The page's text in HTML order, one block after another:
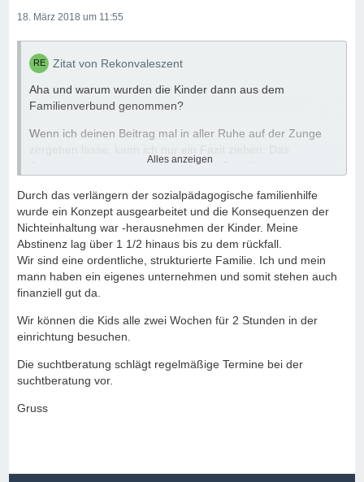
18. März 2018 um 11:55
Zitat von Rekonvaleszent
Aha und warum wurden die Kinder dann aus dem
Familienverbund genommen?
Wenn ich deinen Beitrag mal in aller Ruhe auf der Zunge
Jugendamt hat alles richtig gemacht. Das Kindeswohl geht
M.E. habt Ihr nur dann eine Chance, die Kinder
zurückzubekommen, wenn Ihr nachweislich über längere
Zeit "trocken" seid und das Jugendamt eine entsprechende
positive Entwicklung sieht. Das geht nicht in wenigen
Wochen.
Es liegt also an euch, den eingeschlagenen Weg der
Abstinenz fortzusetzen.
Habt Ihr Besuchskontakte zu den Kindern?
Was schlägt denn die Suchtberatung vor?
Alles anzeigen
Durch das verlängern der sozialpädagogische familienhilfe
wurde ein Konzept ausgearbeitet und die Konsequenzen der
Nichteinhaltung war -herausnehmen der Kinder. Meine
Abstinenz lag über 1 1/2 hinaus bis zu dem rückfall.
Wir sind eine ordentliche, strukturierte Familie. Ich und mein
mann haben ein eigenes unternehmen und somit stehen auch
finanziell gut da.
Wir können die Kids alle zwei Wochen für 2 Stunden in der
einrichtung besuchen.
Die suchtberatung schlägt regelmäßige Termine bei der
suchtberatung vor.
Gruss